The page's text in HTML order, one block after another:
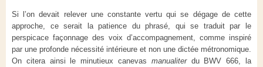
Si l’on devait relever une constante vertu qui se dégage de cette
approche, ce serait la patience du phrasé, qui se traduit par le
perspicace façonnage des voix d’accompagnement, comme inspiré
par une profonde nécessité intérieure et non une dictée métronomique.
On citera ainsi le minutieux canevas manualiterdu BWV 666, la